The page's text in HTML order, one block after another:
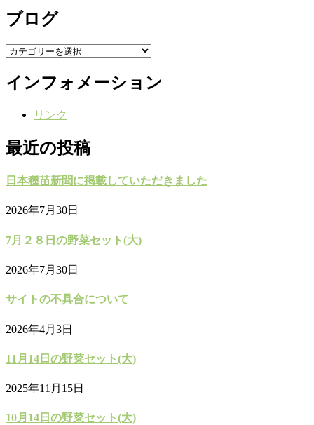
ブログ
ブ
グ
インフォメーション
リンク
最近の投稿
日本種苗新聞に掲載していただきました
2026年7月30日
7月２８日の野菜セット(大)
2026年7月30日
サイトの不具合について
2026年4月3日
11月14日の野菜セット(大)
2025年11月15日
10月14日の野菜セット(大)